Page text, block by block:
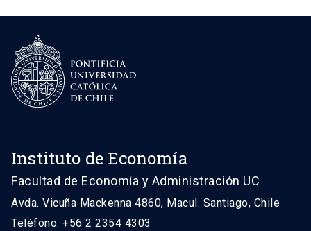
Instituto de Economía
Facultad de Economía y Administración UC
Avda. Vicuña Mackenna 4860, Macul. Santiago, Chile
Teléfono: +56 2 2354 4303